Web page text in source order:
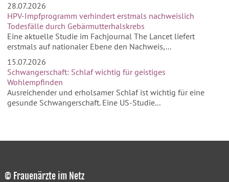
28.07.2026
HPV-Impfprogramm verhindert erstmals nachweislich
Todesfälle durch Gebärmutterhalskrebs
Eine aktuelle Studie im Fachjournal The Lancet liefert
erstmals auf nationaler Ebene den Nachweis,...
15.07.2026
Schwangerschaft: Schlaf wichtig für geistiges
Wohlempfinden
Ausreichender und erholsamer Schlaf ist wichtig für eine
gesunde Schwangerschaft. Eine US-Studie...
© Frauenärzte im Netz